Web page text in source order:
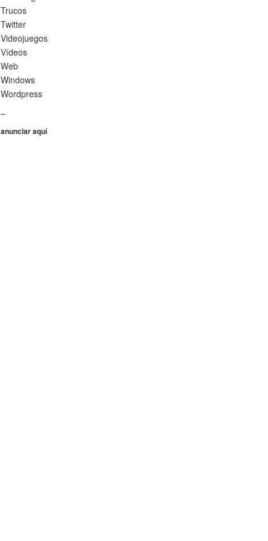
Trucos
Twitter
Videojuegos
Vídeos
Web
Windows
Wordpress
–
anunciar aquí